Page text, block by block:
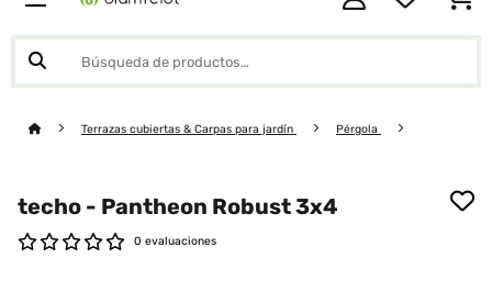
Terrazas cubiertas & Carpas para jardín Pérgola
techo - Pantheon Robust 3x4
0 evaluaciones